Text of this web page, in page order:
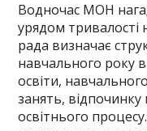
Водночас МОН
урядом тривалості
рада визначає
навчального року в
освіти,
занять,
освітнього